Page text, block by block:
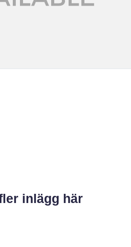
inlägg här